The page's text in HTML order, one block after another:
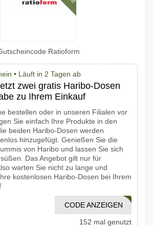
Ratioform
• Läuft in 2 Tagen ab
zwei gratis Haribo-Dosen
zu Ihrem Einkauf
bestellen oder in unseren Filialen vor
Sie einfach Ihre Produkte in den
beiden Haribo-Dosen werden
hinzugefügt. Genießen Sie die
von Haribo und lassen Sie sich
Das Angebot gilt nur für
warten Sie nicht zu lange und
kostenlosen Haribo-Dosen bei Ihrem
2HARIBO
CODE ANZEIGEN
152 mal genutzt